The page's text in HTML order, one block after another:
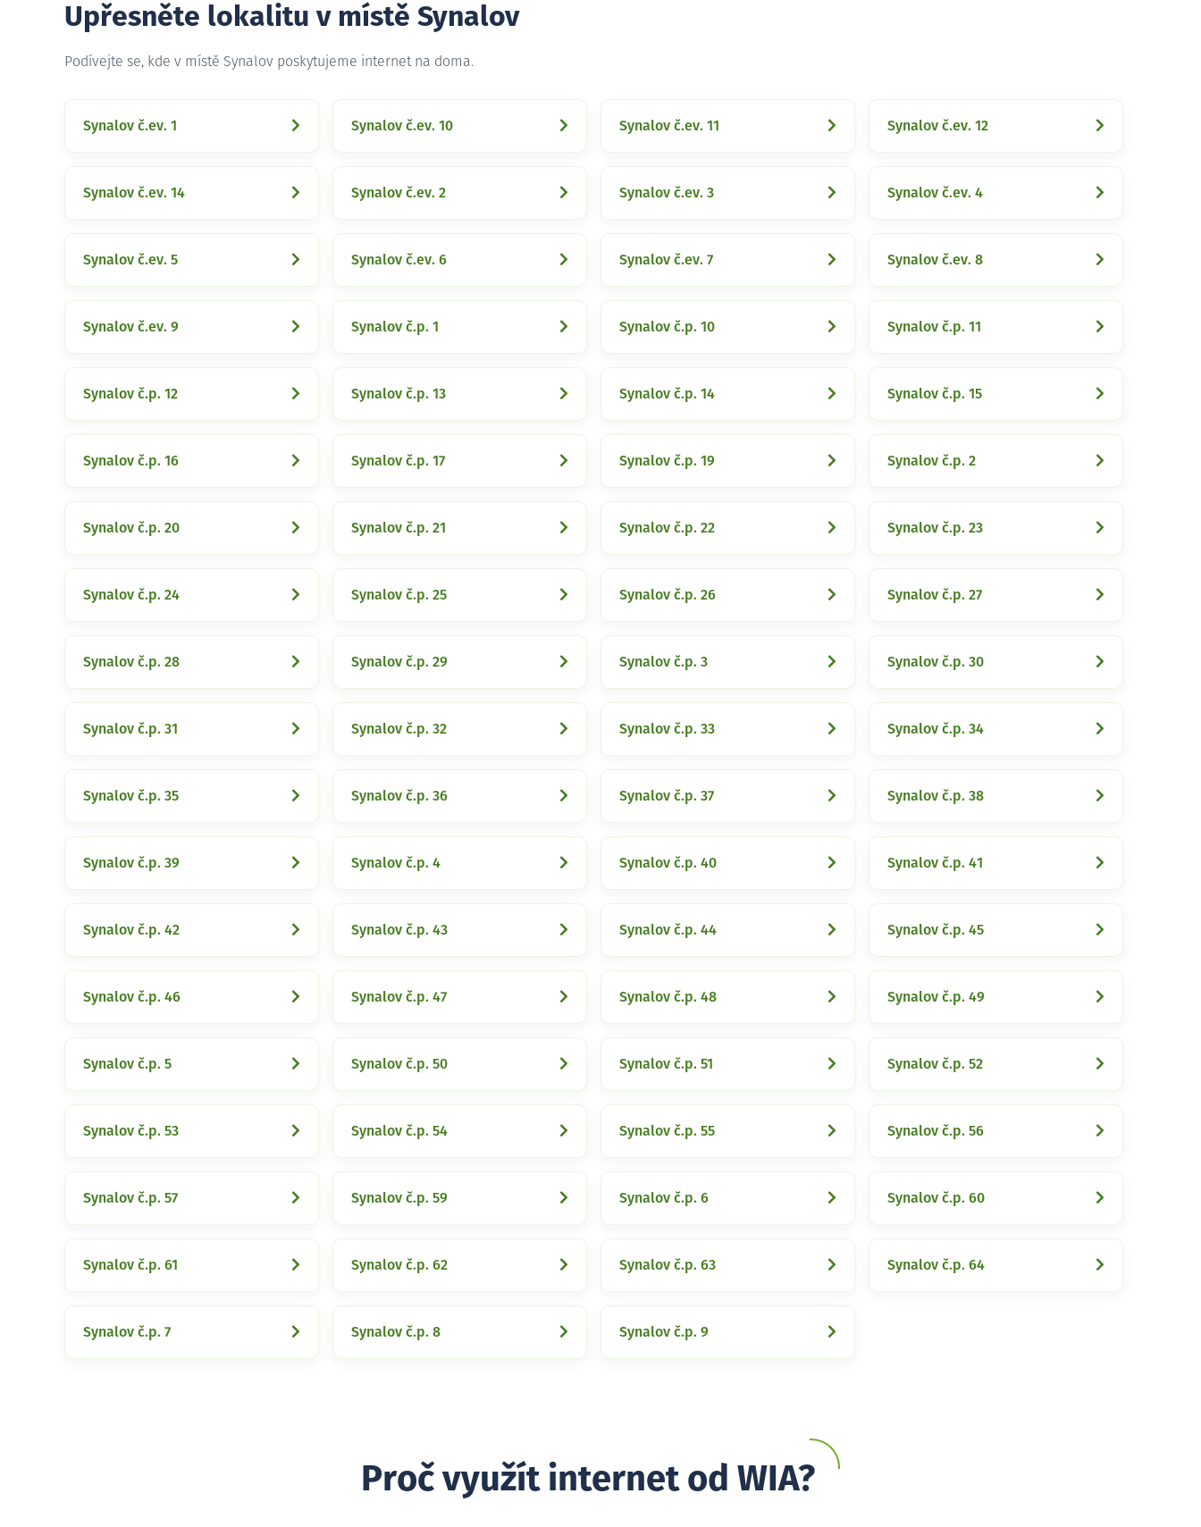
Upřesněte lokalitu v místě Synalov
Podívejte se, kde v místě Synalov poskytujeme internet na doma.
Synalov č.ev. 1 Synalov č.ev. 10 Synalov č.ev. 11 Synalov č.ev. 12
Synalov č.ev. 14 Synalov č.ev. 2 Synalov č.ev. 3 Synalov č.ev. 4
Synalov č.ev. 5 Synalov č.ev. 6 Synalov č.ev. 7 Synalov č.ev. 8
Synalov č.ev. 9 Synalov č.p. 1 Synalov č.p. 10 Synalov č.p. 11
Synalov č.p. 12 Synalov č.p. 13 Synalov č.p. 14 Synalov č.p. 15
Synalov č.p. 16 Synalov č.p. 17 Synalov č.p. 19 Synalov č.p. 2
Synalov č.p. 20 Synalov č.p. 21 Synalov č.p. 22 Synalov č.p. 23
Synalov č.p. 24 Synalov č.p. 25 Synalov č.p. 26 Synalov č.p. 27
Synalov č.p. 28 Synalov č.p. 29 Synalov č.p. 3 Synalov č.p. 30
Synalov č.p. 31 Synalov č.p. 32 Synalov č.p. 33 Synalov č.p. 34
Synalov č.p. 35 Synalov č.p. 36 Synalov č.p. 37 Synalov č.p. 38
Synalov č.p. 39 Synalov č.p. 4 Synalov č.p. 40 Synalov č.p. 41
Synalov č.p. 42 Synalov č.p. 43 Synalov č.p. 44 Synalov č.p. 45
Synalov č.p. 46 Synalov č.p. 47 Synalov č.p. 48 Synalov č.p. 49
Synalov č.p. 5 Synalov č.p. 50 Synalov č.p. 51 Synalov č.p. 52
Synalov č.p. 53 Synalov č.p. 54 Synalov č.p. 55 Synalov č.p. 56
Synalov č.p. 57 Synalov č.p. 59 Synalov č.p. 6 Synalov č.p. 60
Synalov č.p. 61 Synalov č.p. 62 Synalov č.p. 63 Synalov č.p. 64
Synalov č.p. 7 Synalov č.p. 8 Synalov č.p. 9
Proč využít internet od WIA?